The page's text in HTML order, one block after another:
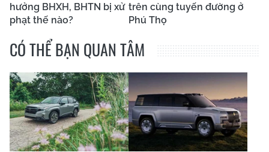
hưởng BHXH, BHTN bị xử
phạt thế nào?
trên cùng tuyến đường ở
Phú Thọ
CÓ THỂ BẠN QUAN TÂM